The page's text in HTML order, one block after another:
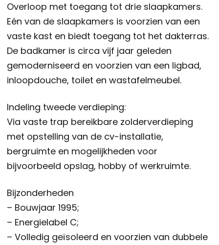
Overloop met toegang tot drie slaapkamers.
Eén van de slaapkamers is voorzien van een
vaste kast en biedt toegang tot het dakterras.
De badkamer is circa vijf jaar geleden
gemoderniseerd en voorzien van een ligbad,
inloopdouche, toilet en wastafelmeubel.
Indeling tweede verdieping:
Via vaste trap bereikbare zolderverdieping
met opstelling van de cv-installatie,
bergruimte en mogelijkheden voor
bijvoorbeeld opslag, hobby of werkruimte.
Bijzonderheden
– Bouwjaar 1995;
– Energielabel C;
– Volledig geïsoleerd en voorzien van dubbele